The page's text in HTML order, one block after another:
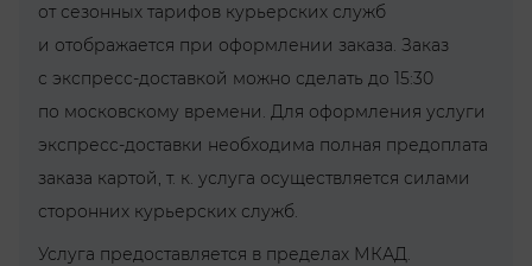
от сезонных тарифов курьерских служб
и отображается при оформлении заказа. Заказ
с экспресс-доставкой можно сделать до 15:30
по московскому времени. Для оформления услуги
экспресс-доставки необходима полная предоплата
заказа картой, т. к. услуга осуществляется силами
сторонних курьерских служб.
Услуга предоставляется в пределах МКАД.